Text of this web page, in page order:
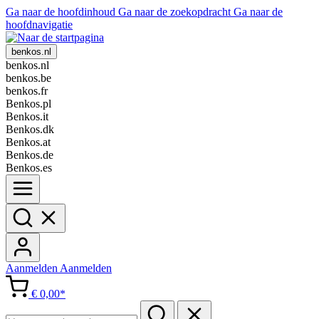
Ga naar de hoofdinhoud Ga naar de zoekopdracht Ga naar de
hoofdnavigatie
benkos.nl
benkos.nl
benkos.be
benkos.fr
Benkos.pl
Benkos.it
Benkos.dk
Benkos.at
Benkos.de
Benkos.es
Aanmelden Aanmelden
€ 0,00*